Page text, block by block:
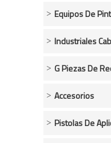
Equipos De
Industriales
G Piezas De
Accesorios
Pistolas De